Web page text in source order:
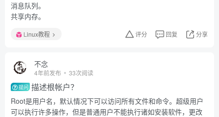
消息队列。
共享内存。
Linux教程 评分 回复 分享
不念
4年前发布 33次阅读
提问 描述根帐户？
Root是用户名，默认情况下可以访问所有文件和命令。超级用户
可以执行许多操作，但是普通用户不能执行诸如安装软件，更改